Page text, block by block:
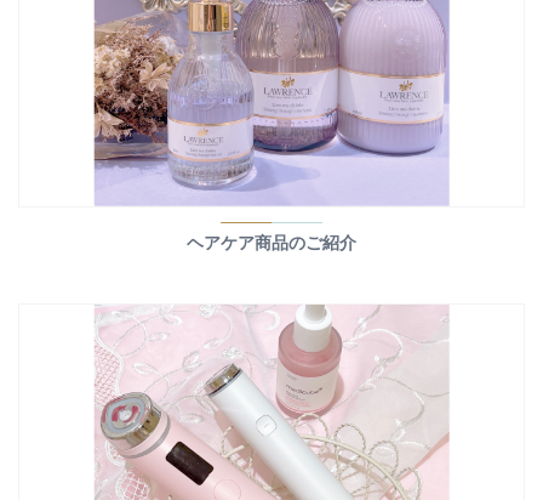
ヘアケア商品のご紹介